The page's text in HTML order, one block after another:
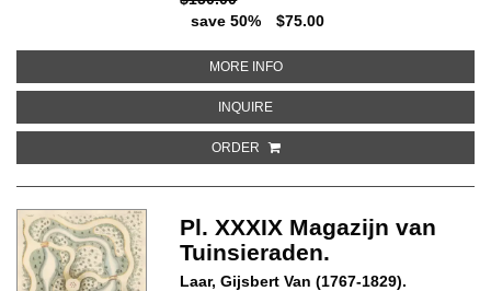
save 50%
$75.00
MORE INFOABOUT PL. LXXXIV MAGAZIJN
INQUIREABOUT PL. LXXXIV MAGAZIJN
ORDER
Pl. XXXIX Magazijn van
Tuinsieraden.
Laar, Gijsbert Van (1767-1829).